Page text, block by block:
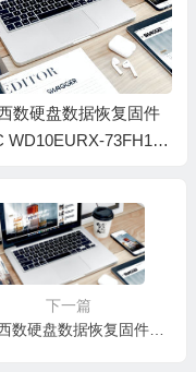
数硬盘数据恢复固件
WD10EURX-73FH1Y
下一篇
WD/西数硬盘数据恢复固件WDC WD10EURX-63FH1Y0-01-01A01-WD-WCC1U5399305-0035000W-1682